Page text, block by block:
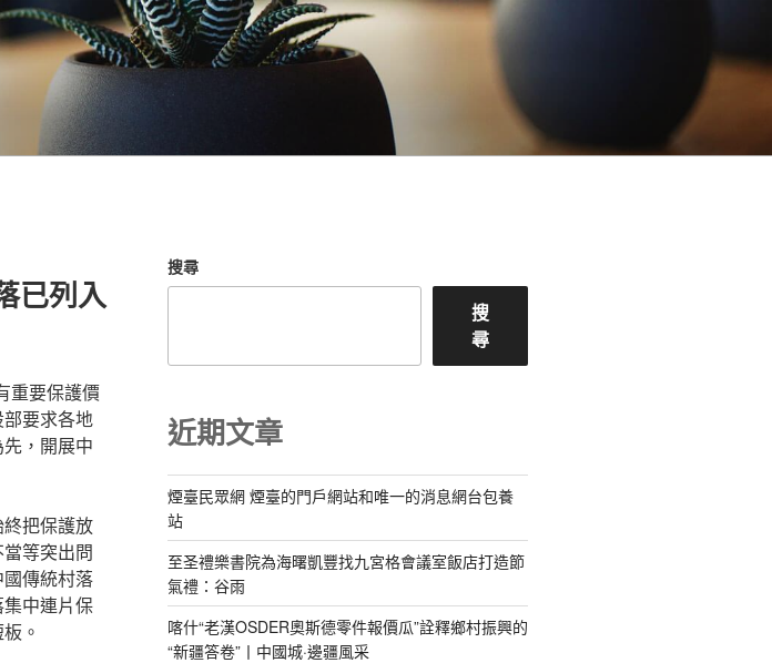
已列入
重要保護價
要求各地
，開展中
把保護放
等突出問
傳統村落
中連片保
。
搜尋
搜
尋
近期文章
煙臺民眾網 煙臺的門戶網站和唯一的消息網台包養
站
至圣禮樂書院為海曙凱豐找九宮格會議室飯店打造節
氣禮：谷雨
喀什“老漢OSDER奧斯德零件報價瓜”詮釋鄉村振興的
“新疆答卷”丨中國城·邊疆風采